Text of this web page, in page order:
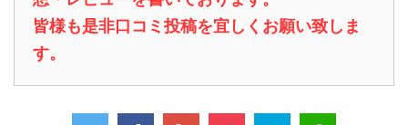
皆様も是非口コミ投稿を宜しくお願い致しま
す。